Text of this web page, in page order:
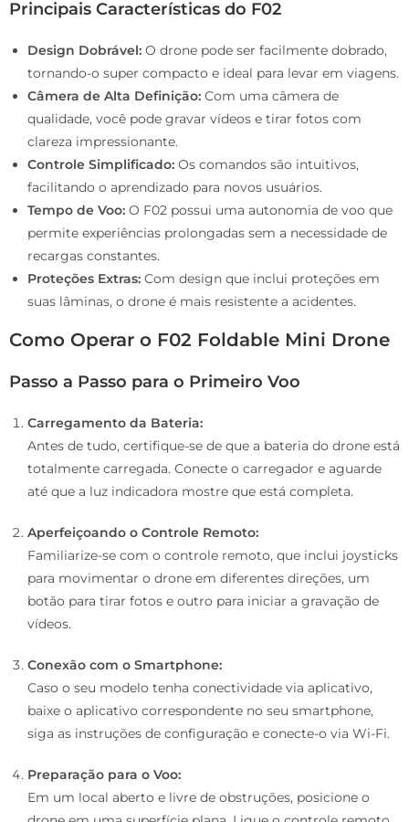
Principais Características do F02
Design Dobrável: O drone pode ser facilmente dobrado,
tornando-o super compacto e ideal para levar em viagens.
Câmera de Alta Definição: Com uma câmera de
qualidade, você pode gravar vídeos e tirar fotos com
clareza impressionante.
Controle Simplificado: Os comandos são intuitivos,
facilitando o aprendizado para novos usuários.
Tempo de Voo: O F02 possui uma autonomia de voo que
permite experiências prolongadas sem a necessidade de
recargas constantes.
Proteções Extras: Com design que inclui proteções em
suas lâminas, o drone é mais resistente a acidentes.
Como Operar o F02 Foldable Mini Drone
Passo a Passo para o Primeiro Voo
Carregamento da Bateria:
Antes de tudo, certifique-se de que a bateria do drone está
totalmente carregada. Conecte o carregador e aguarde
até que a luz indicadora mostre que está completa.
Aperfeiçoando o Controle Remoto:
Familiarize-se com o controle remoto, que inclui joysticks
para movimentar o drone em diferentes direções, um
botão para tirar fotos e outro para iniciar a gravação de
vídeos.
Conexão com o Smartphone:
Caso o seu modelo tenha conectividade via aplicativo,
baixe o aplicativo correspondente no seu smartphone,
siga as instruções de configuração e conecte-o via Wi-Fi.
Preparação para o Voo:
Em um local aberto e livre de obstruções, posicione o